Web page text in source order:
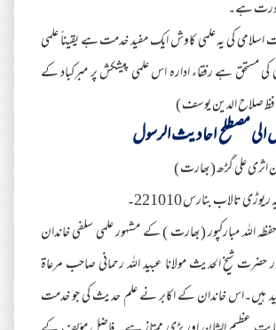
ہے۔
اسلامی کی یہ علمی کاوش ایک مفید خدمت ہے یقیناً علمی
کی مستحق ہے رفقاء ادارہ اس علمی پیشکش پر مبرکباد کے
صلاح الدین یوسف )
اثری علی گڑھ (بھارت )
تالاب بنارس 221010۔
حفظہ اللہ مبارکپور (بھارت ) کے مشہور علمی سلفی خاندان
شیخ الحدیث مولانا عبید اللہ رحمانی صاحب مرعاۃ
ہیں۔اس خاندان کے اکابر نے علم حدیث کی جو خدمت